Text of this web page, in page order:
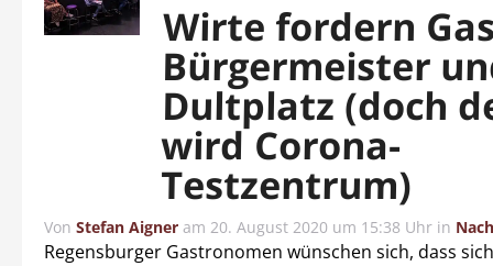
Wirte fordern
Bürgermeister
Dultplatz (doch
wird Corona-
Testzentrum)
Von Stefan Aigner am 20. August 2020 um 15:38 Uhr in
Regensburger Gastronomen wünschen sich, dass